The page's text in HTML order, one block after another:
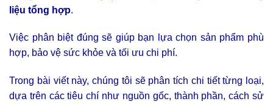
liệu tổng hợp.
Việc phân biệt đúng sẽ giúp bạn lựa chọn sản phẩm phù
hợp, bảo vệ sức khỏe và tối ưu chi phí.
Trong bài viết này, chúng tôi sẽ phân tích chi tiết từng loại,
dựa trên các tiêu chí như nguồn gốc, thành phần, cách sử